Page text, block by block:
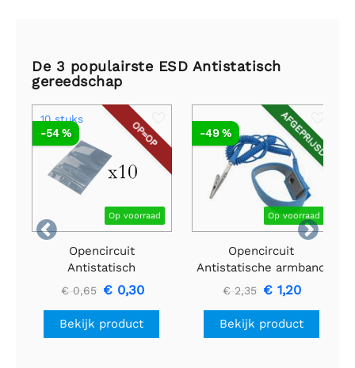
De 3 populairste ESD Antistatisch
gereedschap


OP=OP
10 stuks
Op voorraad
-54 %
Opencircuit
Antistatisch
hersluitbare ziplock
100x150mm - 10 stuks
€ 0,65 € 0,30
Bekijk product
AFGEPRIJSD
Op voorraad
-49 %
Opencircuit
Antistatische armband
€ 2,35 € 1,20
Bekijk product